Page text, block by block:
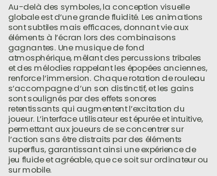
Au-delà des symboles, la conception visuelle
globale est d’une grande fluidité. Les animations
sont subtiles mais efficaces, donnant vie aux
éléments à l’écran lors des combinaisons
gagnantes. Une musique de fond
atmosphérique, mêlant des percussions tribales
et des mélodies rappelant les épopées anciennes,
renforce l’immersion. Chaque rotation de rouleau
s’accompagne d’un son distinctif, et les gains
sont soulignés par des effets sonores
retentissants qui augmentent l’excitation du
joueur. L’interface utilisateur est épurée et intuitive,
permettant aux joueurs de se concentrer sur
l’action sans être distraits par des éléments
superflus, garantissant ainsi une expérience de
jeu fluide et agréable, que ce soit sur ordinateur ou
sur mobile.